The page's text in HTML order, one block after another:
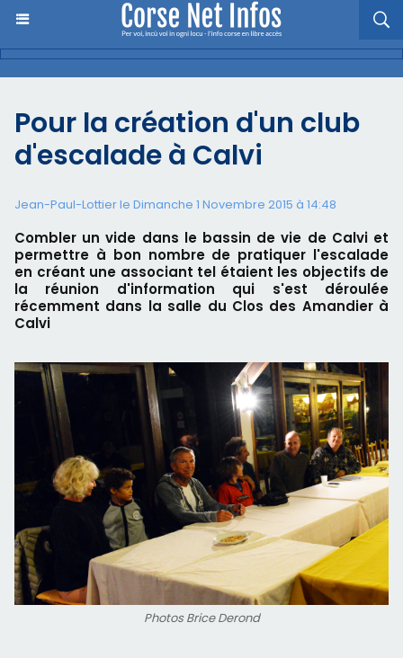
Pour la création d'un club
d'escalade à Calvi
Jean-Paul-Lottier le Dimanche 1 Novembre 2015 à 14:48
Combler un vide dans le bassin de vie de Calvi et
permettre à bon nombre de pratiquer l'escalade
en créant une associant tel étaient les objectifs de
la réunion d'information qui s'est déroulée
récemment dans la salle du Clos des Amandier à
Calvi
Photos Brice Derond